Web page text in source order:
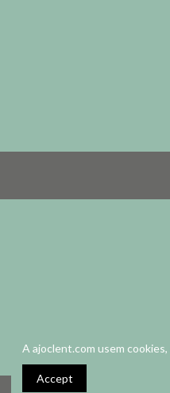
AVÍS
A ajoclent.com usem
Accept